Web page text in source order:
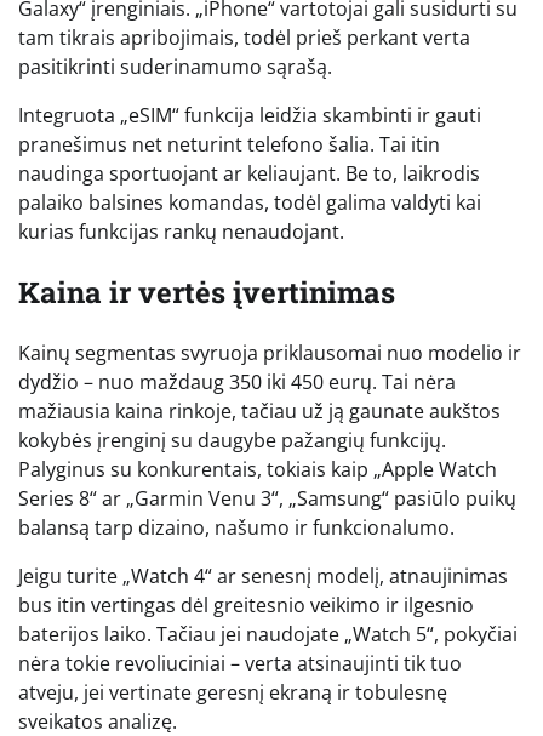
Galaxy“ įrenginiais. „iPhone“ vartotojai gali susidurti su
tam tikrais apribojimais, todėl prieš perkant verta
pasitikrinti suderinamumo sąrašą.
Integruota „eSIM“ funkcija leidžia skambinti ir gauti
pranešimus net neturint telefono šalia. Tai itin
naudinga sportuojant ar keliaujant. Be to, laikrodis
palaiko balsines komandas, todėl galima valdyti kai
kurias funkcijas rankų nenaudojant.
Kaina ir vertės įvertinimas
Kainų segmentas svyruoja priklausomai nuo modelio ir
dydžio – nuo maždaug 350 iki 450 eurų. Tai nėra
mažiausia kaina rinkoje, tačiau už ją gaunate aukštos
kokybės įrenginį su daugybe pažangių funkcijų.
Palyginus su konkurentais, tokiais kaip „Apple Watch
Series 8“ ar „Garmin Venu 3“, „Samsung“ pasiūlo puikų
balansą tarp dizaino, našumo ir funkcionalumo.
Jeigu turite „Watch 4“ ar senesnį modelį, atnaujinimas
bus itin vertingas dėl greitesnio veikimo ir ilgesnio
baterijos laiko. Tačiau jei naudojate „Watch 5“, pokyčiai
nėra tokie revoliuciniai – verta atsinaujinti tik tuo
atveju, jei vertinate geresnį ekraną ir tobulesnę
sveikatos analizę.